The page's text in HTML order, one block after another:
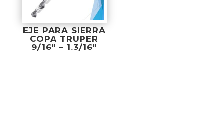
EJE PARA SIERRA
COPA TRUPER
9/16″ – 1.3/16″